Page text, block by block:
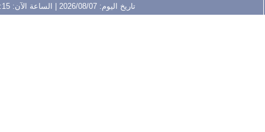
تاريخ اليوم: 2026/08/07 | الساعة الآن: 16:15